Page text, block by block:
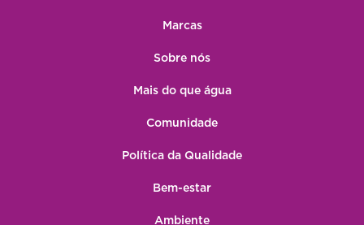
Marcas
Sobre nós
Mais do que água
Comunidade
Política da Qualidade
Bem-estar
Ambiente